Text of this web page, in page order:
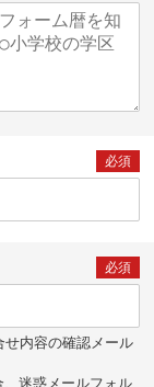
必須
必須
内容の確認メール
迷惑メールフォル